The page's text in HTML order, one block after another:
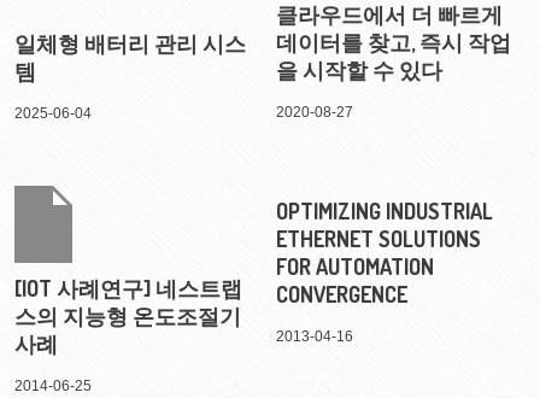
일체형 배터리 관리 시스
템
2025-06-04
클라우드에서 더 빠르게
데이터를 찾고, 즉시 작업
을 시작할 수 있다
2020-08-27
[IOT 사례연구] 네스트랩
스의 지능형 온도조절기
사례
2014-06-25
OPTIMIZING INDUSTRIAL
ETHERNET SOLUTIONS
FOR AUTOMATION
CONVERGENCE
2013-04-16